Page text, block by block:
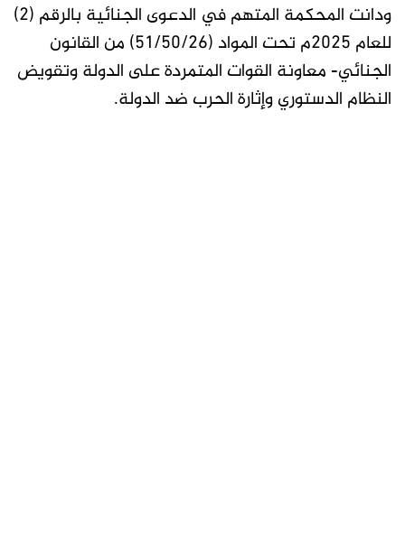
ودانت المحكمة المتهم في الدعوى الجنائية بالرقم (2)
للعام 2025م تحت المواد (51/50/26) من القانون
الجنائي- معاونة القوات المتمردة على الدولة وتقويض
النظام الدستوري وإثارة الحرب ضد الدولة.